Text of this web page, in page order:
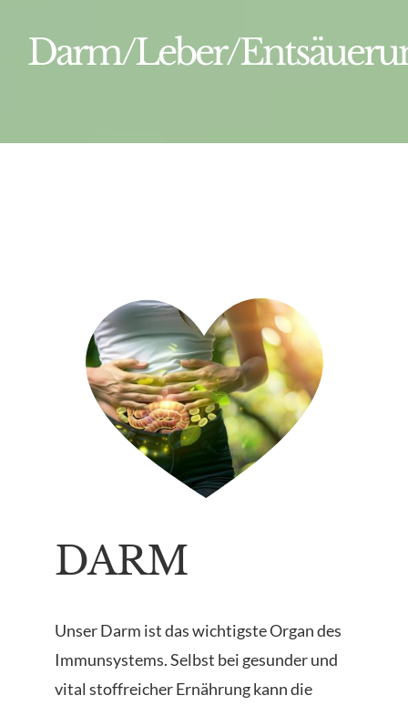
Darm/Leber/
DARM
Unser Darm ist das wichtigste Organ des
Immunsystems. Selbst bei gesunder und
vital stoffreicher Ernährung kann die